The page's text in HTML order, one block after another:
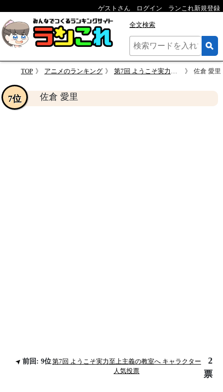
ゲストさん ログイン ランこれ新規登録
全文検索
TOP アニメのランキング 第7回 ようこそ実力至上主義の教室へ キャラクター人気投票 佐倉 愛里
佐倉 愛里
7位
前回: 9位第7回 ようこそ実力至上主義の教室へ キャラクター
人気投票
2
票